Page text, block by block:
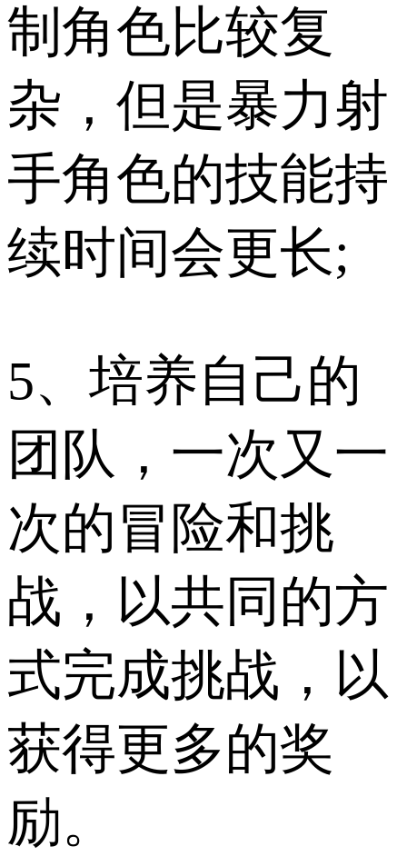
制角色比较复
杂，但是暴力射
手角色的技能持
续时间会更长;
5、培养自己的
团队，一次又一
次的冒险和挑
战，以共同的方
式完成挑战，以
获得更多的奖
励。